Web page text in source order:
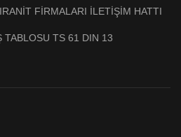
FİRMALARI İLETİŞİM HATTI
TABLOSU TS 61 DIN 13